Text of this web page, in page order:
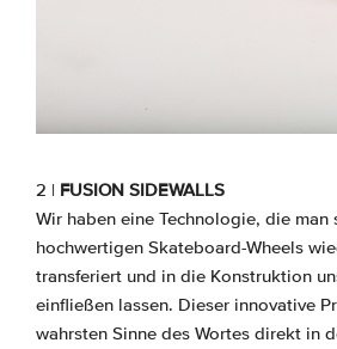
2 | FUSION SIDEWALLS
Wir haben eine Technologie, die man
hochwertigen Skateboard-Wheels
transferiert und in die Konstruktion
einfließen lassen. Dieser innovative
wahrsten Sinne des Wortes direkt in